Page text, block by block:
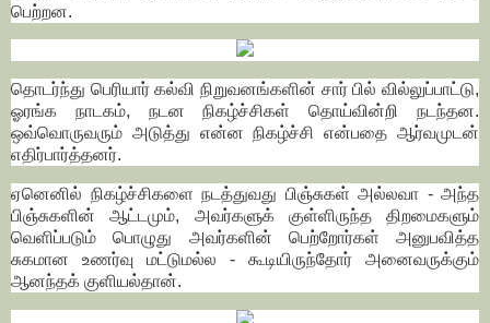
பெற்றன.
தொடர்ந்து பெரியார் கல்வி நிறுவனங்களின் சார் பில் வில்லுப்பாட்டு,
ஓரங்க நாடகம், நடன நிகழ்ச்சிகள் தொய்வின்றி நடந்தன.
ஒவ்வொருவரும் அடுத்து என்ன நிகழ்ச்சி என்பதை ஆர்வமுடன்
எதிர்பார்த்தனர்.
ஏனெனில் நிகழ்ச்சிகளை நடத்துவது பிஞ்சுகள் அல்லவா - அந்த
பிஞ்சுகளின் ஆட்டமும், அவர்களுக் குள்ளிருந்த திறமைகளும்
வெளிப்படும் பொழுது அவர்களின் பெற்றோர்கள் அனுபவித்த
சுகமான உணர்வு மட்டுமல்ல - கூடியிருந்தோர் அனைவருக்கும்
ஆனந்தக் குளியல்தான்.